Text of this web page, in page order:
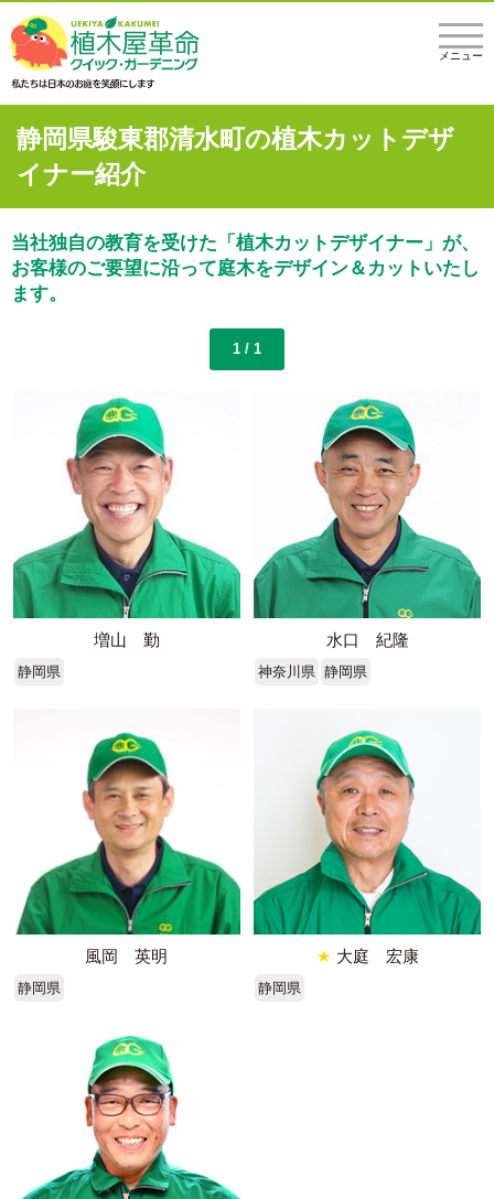
メニュー
静岡県駿東郡清水町の植木カットデザ
イナー紹介
当社独自の教育を受けた「植木カットデザイナー」が、
お客様のご要望に沿って庭木をデザイン＆カットいたし
ます。
1 / 1
増山 勤
静岡県
水口 紀隆
神奈川県 静岡県
風岡 英明
静岡県
★ 大庭 宏康
静岡県